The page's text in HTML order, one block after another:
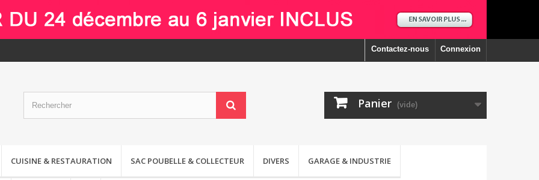
Connexion
Contactez-nous
Panier (vide)
CUISINE & RESTAURATION SAC POUBELLE & COLLECTEUR DIVERS GARAGE & INDUSTRIE